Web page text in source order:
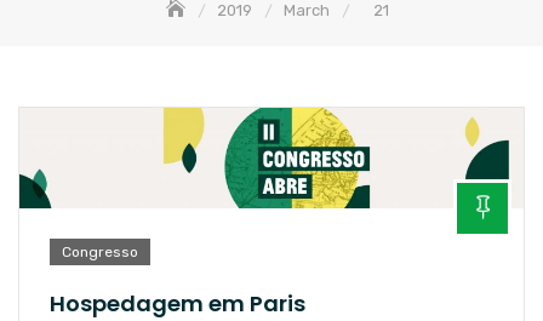
2019 March 21
Congresso
Hospedagem em Paris